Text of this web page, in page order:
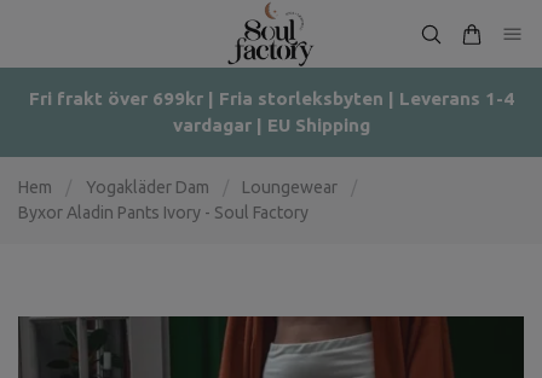
Fri frakt över 699kr | Fria storleksbyten | Leverans 1-4
vardagar | EU Shipping
Hem Yogakläder Dam Loungewear
Byxor Aladin Pants Ivory - Soul Factory